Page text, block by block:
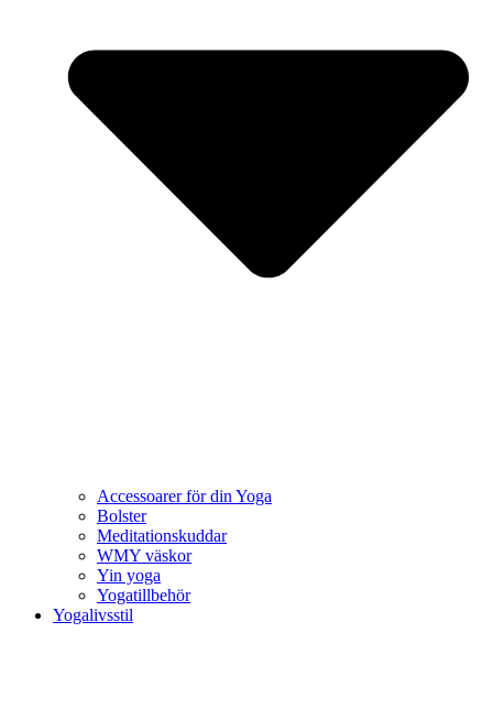
Accessoarer för din Yoga
Bolster
Meditationskuddar
WMY väskor
Yin yoga
Yogatillbehör
Yogalivsstil